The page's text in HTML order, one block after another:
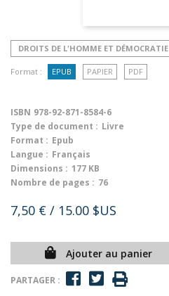
DROITS DE L'HOMME ET DÉMOCRATIE
Format : EPUB PAPIER PDF
ISBN 978-92-871-8584-6
Type de document : Livre
Format : Epub
Langue : Français
Dimensions : 177 KB
Nombre de pages : 76
7,50 € / 15.00 $US
Ajouter au panier
PARTAGER :